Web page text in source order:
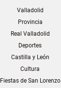
Valladolid
Provincia
Real Valladolid
Deportes
Castilla y León
Cultura
Fiestas de San Lorenzo